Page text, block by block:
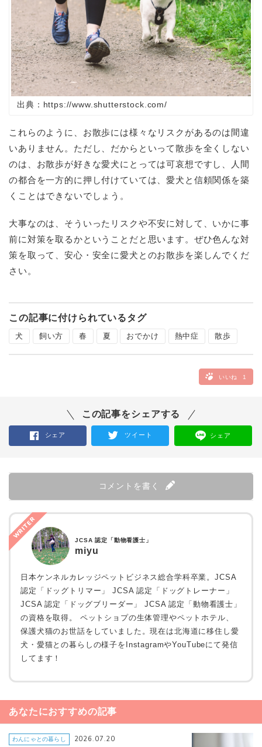
出典：https://www.shutterstock.com/
これらのように、お散歩には様々なリスクがあるのは間違
いありません。ただし、だからといって散歩を全くしない
のは、お散歩が好きな愛犬にとっては可哀想ですし、人間
の都合を一方的に押し付けていては、愛犬と信頼関係を築
くことはできないでしょう。
大事なのは、そういったリスクや不安に対して、いかに事
前に対策を取るかということだと思います。ぜひ色んな対
策を取って、安心・安全に愛犬とのお散歩を楽しんでくだ
さい。
この記事に付けられているタグ
犬 飼い方 春 夏 おでかけ 熱中症 散歩
いいね 1
この記事をシェアする
シェア ツイート シェア
コメントを書く
WRITER JCSA 認定「動物看護士」
miyu
日本ケンネルカレッジペットビジネス総合学科卒業。JCSA
認定「ドッグトリマー」 JCSA 認定「ドッグトレーナー」
JCSA 認定「ドッグブリーダー」 JCSA 認定「動物看護士」
の資格を取得。 ペットショプの生体管理やペットホテル、
保護犬猫のお世話をしていました。現在は北海道に移住し愛
犬・愛猫との暮らしの様子をInstagramやYouTubeにて発信
してます！
あなたにおすすめの記事
わんにゃとの暮らし 2026.07.20